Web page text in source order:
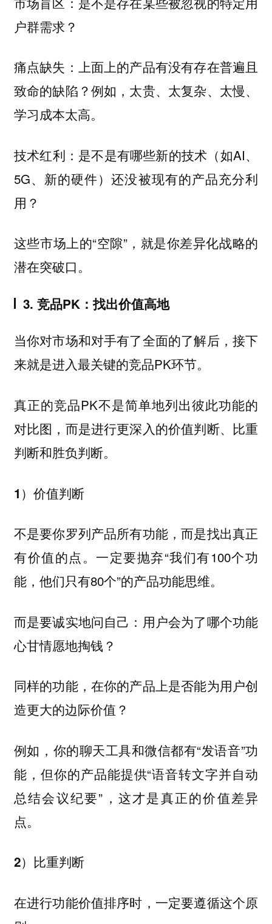
户群需求？
痛点缺失：上面上的产品有没有存在普遍且
致命的缺陷？例如，太贵、太复杂、太慢、
学习成本太高。
技术红利：是不是有哪些新的技术（如AI、
5G、新的硬件）还没被现有的产品充分利
用？
这些市场上的“空隙”，就是你差异化战略的
潜在突破口。
3. 竞品PK：找出价值高地
当你对市场和对手有了全面的了解后，接下
来就是进入最关键的竞品PK环节。
真正的竞品PK不是简单地列出彼此功能的
对比图，而是进行更深入的价值判断、比重
判断和胜负判断。
1）价值判断
不是要你罗列产品所有功能，而是找出真正
有价值的点。一定要抛弃“我们有100个功
能，他们只有80个”的产品功能思维。
而是要诚实地问自己：用户会为了哪个功能
心甘情愿地掏钱？
同样的功能，在你的产品上是否能为用户创
造更大的边际价值？
例如，你的聊天工具和微信都有“发语音”功
能，但你的产品能提供“语音转文字并自动
总结会议纪要”，这才是真正的价值差异
点。
2）比重判断
在进行功能价值排序时，一定要遵循这个原